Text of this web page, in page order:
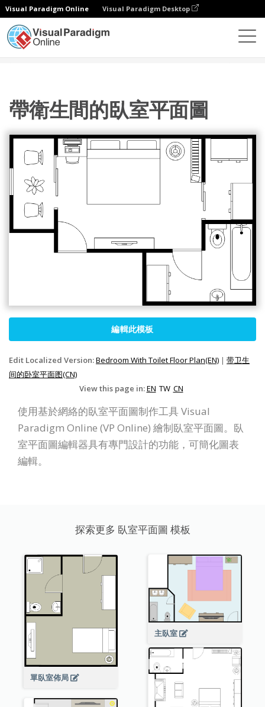
Visual Paradigm Online Visual Paradigm Desktop
帶衛生間的臥室平面圖
編輯此模板
Edit Localized Version:Bedroom With Toilet Floor Plan(EN) | 带卫生
间的卧室平面图(CN)
View this page in:EN TW CN
使用基於網絡的臥室平面圖制作工具 Visual
Paradigm Online (VP Online) 繪制臥室平面圖。臥
室平面圖編輯器具有專門設計的功能，可簡化圖表
編輯。
探索更多 臥室平面圖 模板
單臥室佈局
主臥室